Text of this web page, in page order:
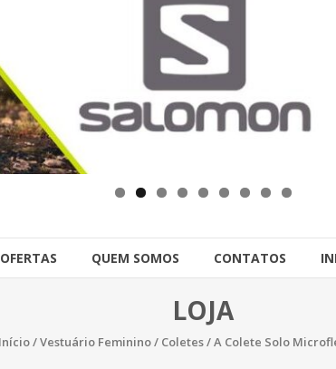
OFERTAS QUEM SOMOS CONTATOS
LOJA
Início/Vestuário Feminino/ Coletes/ A Colete Solo